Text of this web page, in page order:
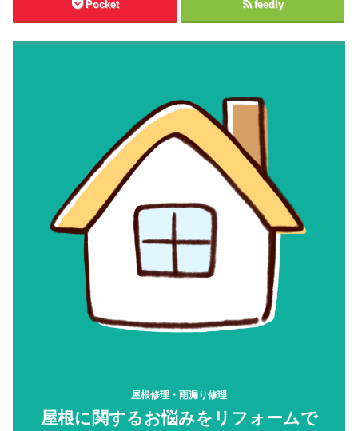
Pocket feedly
屋根修理・雨漏り修理
屋根に関するお悩みをリフォームで